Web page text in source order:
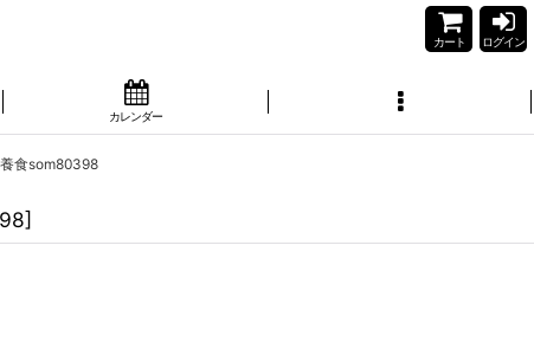
カート ログイン
カレンダー
食som80398
]